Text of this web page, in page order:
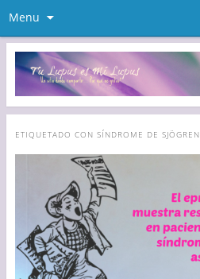
Menu
ETIQUETADO CON SÍNDROME DE SJÖGREN